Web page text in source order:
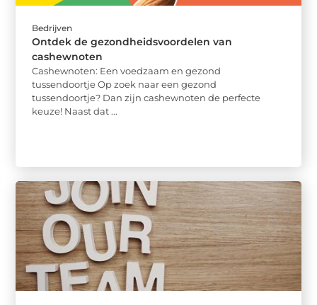
Bedrijven
Ontdek de gezondheidsvoordelen van
cashewnoten
Cashewnoten: Een voedzaam en gezond
tussendoortje Op zoek naar een gezond
tussendoortje? Dan zijn cashewnoten de perfecte
keuze! Naast dat ...